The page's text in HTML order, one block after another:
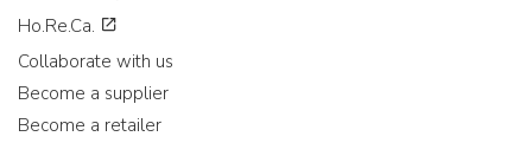
Ho.Re.Ca.
Collaborate with us
Become a supplier
Become a retailer